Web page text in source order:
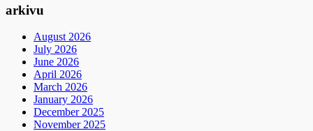
arkivu
August 2026
July 2026
June 2026
April 2026
March 2026
January 2026
December 2025
November 2025